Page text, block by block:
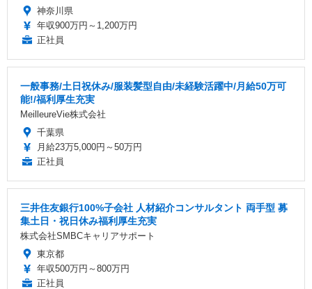
神奈川県
年収900万円～1,200万円
正社員
一般事務/土日祝休み/服装髪型自由/未経験活躍中/月給50万可
能!/福利厚生充実
MeilleureVie株式会社
千葉県
月給23万5,000円～50万円
正社員
三井住友銀行100%子会社 人材紹介コンサルタント 両手型 募
集土日・祝日休み福利厚生充実
株式会社SMBCキャリアサポート
東京都
年収500万円～800万円
正社員